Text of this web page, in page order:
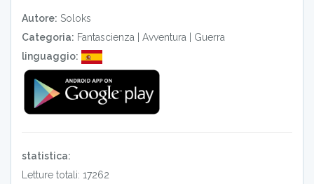
Autore: Soloks
Categoria: Fantascienza Avventura
Guerra
linguaggio:
statistica:
Letture totali: 17262